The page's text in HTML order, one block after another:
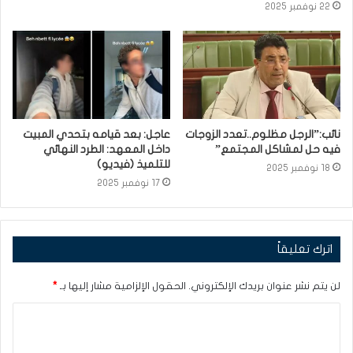
22 نوفمبر 2025
نائب:”الرجل مظلوم..تعدد الزوجات
فيه حل لمشاكل المجتمع”
18 نوفمبر 2025
عاجل: بعد قيامه بتحدي المبيت
داخل المعهد: الطرد النهائي
للتلميذ (فيديو)
17 نوفمبر 2025
اترك تعليقاً
لن يتم نشر عنوان بريدك الإلكتروني. الحقول الإلزامية مشار إليها بـ *